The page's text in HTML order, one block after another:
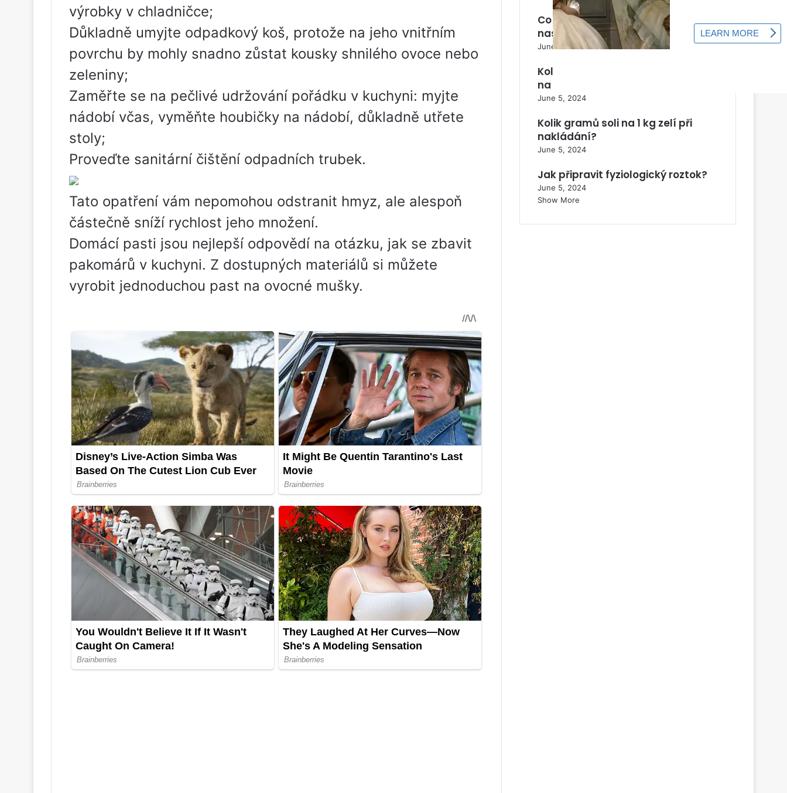
výrobky v chladničce;
Důkladně umyjte odpadkový koš, protože na jeho vnitřním
povrchu by mohly snadno zůstat kousky shnilého ovoce nebo
zeleniny;
Zaměřte se na pečlivé udržování pořádku v kuchyni: myjte
nádobí včas, vyměňte houbičky na nádobí, důkladně utřete
stoly;
Proveďte sanitární čištění odpadních trubek.
Tato opatření vám nepomohou odstranit hmyz, ale alespoň
částečně sníží rychlost jeho množení.
Domácí pasti jsou nejlepší odpovědí na otázku, jak se zbavit
pakomárů v kuchyni. Z dostupných materiálů si můžete
vyrobit jednoduchou past na ovocné mušky.
Co dělat, když motorová pila
nastartuje a zastaví se?
June 5, 2024
Kolik soli potřebujete na 10 kg zelí
na nakládání?
June 5, 2024
Kolik gramů soli na 1 kg zelí při
nakládání?
June 5, 2024
Jak připravit fyziologický roztok?
June 5, 2024
Show More